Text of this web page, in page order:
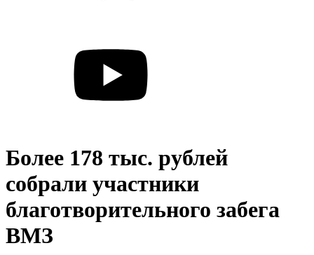
Более 178 тыс. рублей
собрали участники
благотворительного забега
ВМЗ